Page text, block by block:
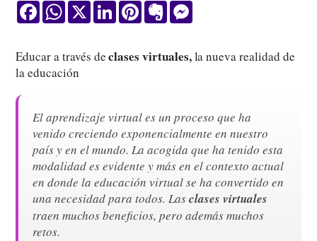
FacebookWhatsApp
X LinkedInPinterestEvernote
Educar a través declases virtuales,la nueva realidad de
la educación
El aprendizaje virtual es un proceso que ha
venido creciendo exponencialmente en nuestro
país y en el mundo. La acogida que ha tenido esta
modalidad es evidente y más en el contexto actual
en donde la educación virtual se ha convertido en
una necesidad para todos. Lasclases virtuales
traen muchos beneficios, pero además muchos
retos.